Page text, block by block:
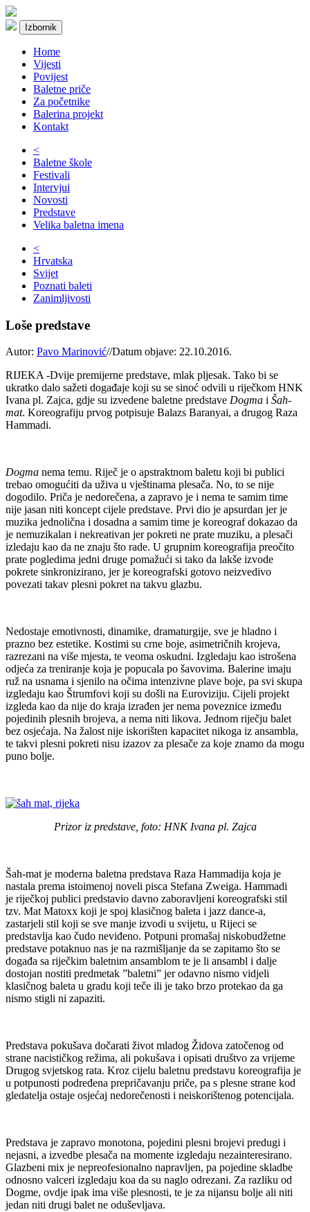
Izbornik
Home
Vijesti
Povijest
Baletne priče
Za početnike
Balerina projekt
Kontakt
<
Baletne škole
Festivali
Intervjui
Novosti
Predstave
Velika baletna imena
<
Hrvatska
Svijet
Poznati baleti
Zanimljivosti
Loše predstave
Autor: Pavo Marinović//Datum objave: 22.10.2016.
RIJEKA -Dvije premijerne predstave, mlak pljesak. Tako bi se
ukratko dalo sažeti događaje koji su se sinoć odvili u riječkom HNK
Ivana pl. Zajca, gdje su izvedene baletne predstave Dogma i Šah-
mat. Koreografiju prvog potpisuje Balazs Baranyai, a drugog Raza
Hammadi.
Dogma nema temu. Riječ je o apstraktnom baletu koji bi publici
trebao omogućiti da uživa u vještinama plesača. No, to se nije
dogodilo. Priča je nedorečena, a zapravo je i nema te samim time
nije jasan niti koncept cijele predstave. Prvi dio je apsurdan jer je
muzika jednolična i dosadna a samim time je koreograf dokazao da
je nemuzikalan i nekreativan jer pokreti ne prate muziku, a plesači
izledaju kao da ne znaju što rade. U grupnim koreografija preočito
prate pogledima jedni druge pomažući si tako da lakše izvode
pokrete sinkronizirano, jer je koreografski gotovo neizvedivo
povezati takav plesni pokret na takvu glazbu.
Nedostaje emotivnosti, dinamike, dramaturgije, sve je hladno i
prazno bez estetike. Kostimi su crne boje, asimetričnih krojeva,
razrezani na više mjesta, te veoma oskudni. Izgledaju kao istrošena
odjeća za treniranje koja je popucala po šavovima. Balerine imaju
ruž na usnama i sjenilo na očima intenzivne plave boje, pa svi skupa
izgledaju kao Štrumfovi koji su došli na Euroviziju. Cijeli projekt
izgleda kao da nije do kraja izrađen jer nema poveznice između
pojedinih plesnih brojeva, a nema niti likova. Jednom riječju balet
bez osjećaja. Na žalost nije iskorišten kapacitet nikoga iz ansambla,
te takvi plesni pokreti nisu izazov za plesače za koje znamo da mogu
puno bolje.
Prizor iz predstave, foto: HNK Ivana pl. Zajca
Šah-mat je moderna baletna predstava Raza Hammadija koja je
nastala prema istoimenoj noveli pisca Stefana Zweiga. Hammadi
je riječkoj publici predstavio davno zaboravljeni koreografski stil
tzv. Mat Matoxx koji je spoj klasičnog baleta i jazz dance-a,
zastarjeli stil koji se sve manje izvodi u svijetu, u Rijeci se
predstavlja kao čudo neviđeno. Potpuni promašaj niskobudžetne
predstave potaknuo nas je na razmišljanje da se zapitamo što se
događa sa riječkim baletnim ansamblom te je li ansambl i dalje
dostojan nostiti predmetak ”baletni” jer odavno nismo vidjeli
klasičnog baleta u gradu koji teče ili je tako brzo protekao da ga
nismo stigli ni zapaziti.
Predstava pokušava dočarati život mladog Židova zatočenog od
strane nacističkog režima, ali pokušava i opisati društvo za vrijeme
Drugog svjetskog rata. Kroz cijelu baletnu predstavu koreografija je
u potpunosti podređena prepričavanju priče, pa s plesne strane kod
gledatelja ostaje osjećaj nedorečenosti i neiskorištenog potencijala.
Predstava je zapravo monotona, pojedini plesni brojevi predugi i
nejasni, a izvedbe plesača na momente izgledaju nezainteresirano.
Glazbeni mix je nepreofesionalno napravljen, pa pojedine skladbe
odnosno valceri izgledaju koa da su naglo odrezani. Za razliku od
Dogme, ovdje ipak ima više plesnosti, te je za nijansu bolje ali niti
jedan niti drugi balet ne oduševljava.